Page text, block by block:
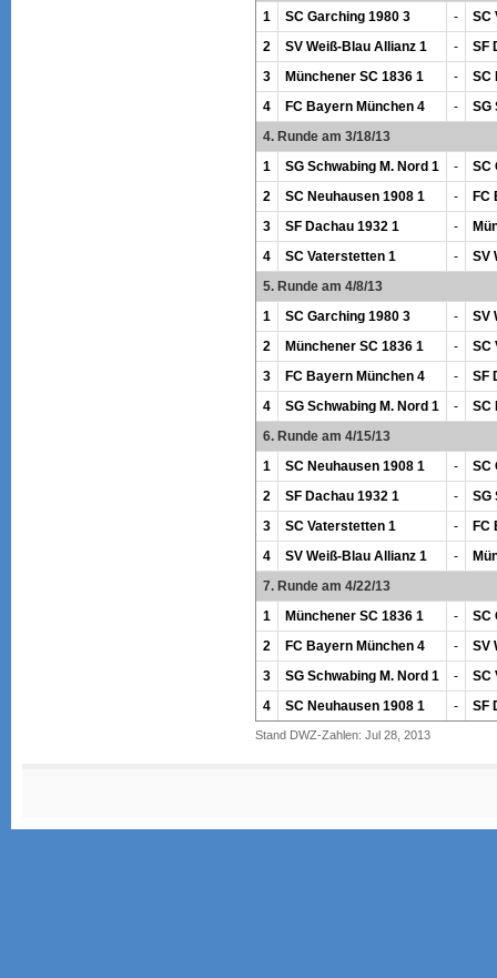
1
SC Garching 1980 3 -
SC
2
SV Weiß-Blau Allianz 1 -
SF
3
Münchener SC 1836 1 -
SC
4
FC Bayern München 4 -
SG
4. Runde am 3/18/13
1
SG Schwabing M. Nord 1 -
SC
2
SC Neuhausen 1908 1 -
FC
3
SF Dachau 1932 1 -
4
SC Vaterstetten 1 -
SV
5. Runde am 4/8/13
1
SC Garching 1980 3 -
SV
2
Münchener SC 1836 1 -
SC
3
FC Bayern München 4 -
SF
4
SG Schwabing M. Nord 1 -
SC
6. Runde am 4/15/13
1
SC Neuhausen 1908 1 -
SC
2
SF Dachau 1932 1 -
SG
3
SC Vaterstetten 1 -
FC
4
SV Weiß-Blau Allianz 1 -
7. Runde am 4/22/13
1
Münchener SC 1836 1 -
SC
2
FC Bayern München 4 -
SV
3
SG Schwabing M. Nord 1 -
SC
4
SC Neuhausen 1908 1 - SF
Stand DWZ-Zahlen: Jul 28, 2013